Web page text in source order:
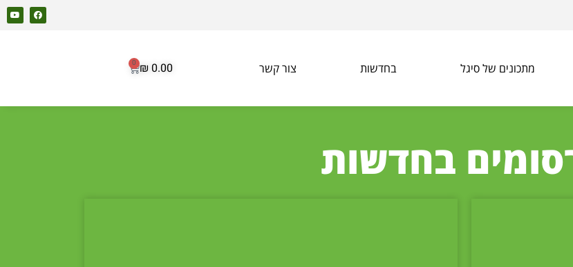
מתכונים של סיגל בחדשות צור קשר ₪ 0.00
0
בחדשות